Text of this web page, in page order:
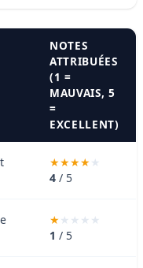
NOTES
ATTRIBUÉES
(1 =
MAUVAIS, 5
=
EXCELLENT)
4 / 5
1 / 5